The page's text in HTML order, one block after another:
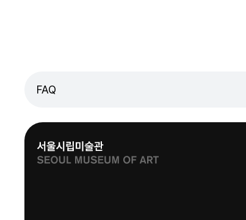
FAQ